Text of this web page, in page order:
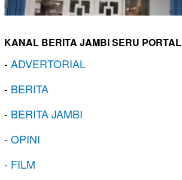
KANAL BERITA JAMBI SERU PORTAL
-ADVERTORIAL
- BERITA
- BERITA JAMBI
-OPINI
- FILM